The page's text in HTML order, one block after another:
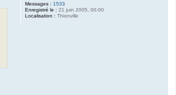
Messages : 1533
Enregistré le : 21 juin 2005, 00:00
Localisation : Thionville